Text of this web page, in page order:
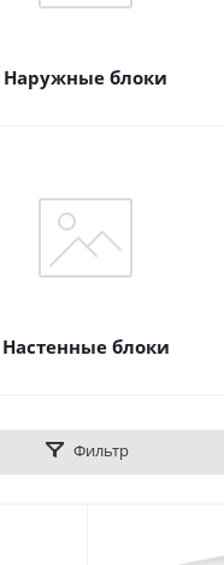
Наружные блоки
Настенные блоки
Фильтр